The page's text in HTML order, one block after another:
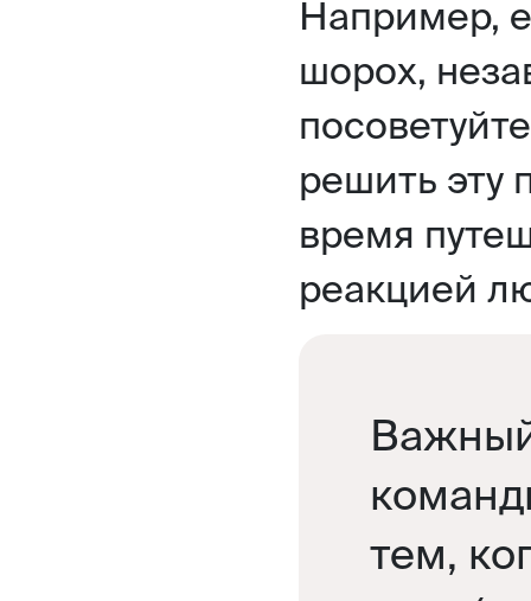
Например,
шорох,
решить эту
время
реакцией
тем,